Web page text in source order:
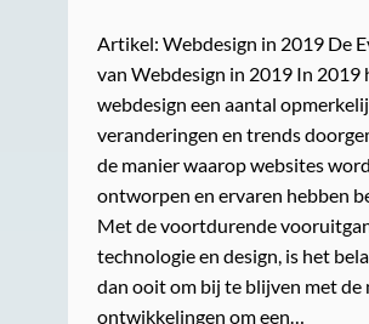
Artikel: Webdesign in 2019 De
van Webdesign in 2019 In 2019
webdesign een aantal
veranderingen en trends
de manier waarop websites
ontworpen en ervaren hebben
Met de voortdurende
technologie en design, is het
dan ooit om bij te blijven met de
ontwikkelingen om een…